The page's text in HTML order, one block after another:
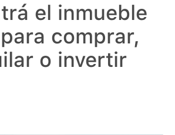
el inmueble
comprar,
o invertir